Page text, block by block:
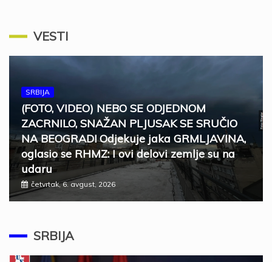
VESTI
SRBIJA
(FOTO, VIDEO) NEBO SE ODJEDNOM
ZACRNILO, SNAŽAN PLJUSAK SE SRUČIO
NA BEOGRAD! Odjekuje jaka GRMLJAVINA,
oglasio se RHMZ: I ovi delovi zemlje su na
udaru
četvrtak, 6. avgust, 2026
SRBIJA